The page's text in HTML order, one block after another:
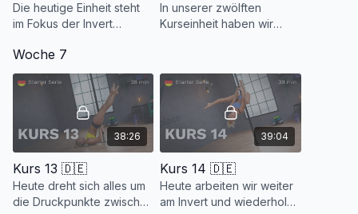
Die heutige Einheit steht
im Fokus der Invert
bisher gelernte fleißig
wiederholen und es
kommen neue Optionen
In unserer zwölften
Kurseinheit haben wir
Hold und den American
Turn Back für dich dabei.
Woche 7
38:26
Kurs 13 🇩🇪
Heute dreht sich alles um
die Druckpunkte zwischen
39:04
Kurs 14 🇩🇪
Heute arbeiten wir weiter
am Invert und wiederholen